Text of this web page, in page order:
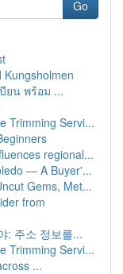
Go
Kungsholmen
ยน พร้อม ...
Trimming Servi...
regional...
— A Buyer'...
Gems, Met...
from
: 주소 정보를...
Trimming Servi...
...